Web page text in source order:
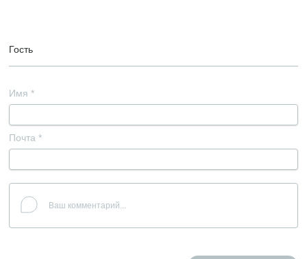
Гость
Имя *
Почта *